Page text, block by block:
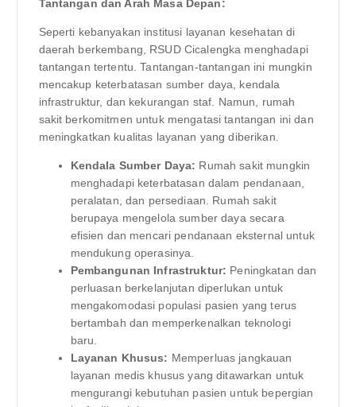
Tantangan dan Arah Masa Depan:
Seperti kebanyakan institusi layanan kesehatan di
daerah berkembang, RSUD Cicalengka menghadapi
tantangan tertentu. Tantangan-tantangan ini mungkin
mencakup keterbatasan sumber daya, kendala
infrastruktur, dan kekurangan staf. Namun, rumah
sakit berkomitmen untuk mengatasi tantangan ini dan
meningkatkan kualitas layanan yang diberikan.
Kendala Sumber Daya: Rumah sakit mungkin
menghadapi keterbatasan dalam pendanaan,
peralatan, dan persediaan. Rumah sakit
berupaya mengelola sumber daya secara
efisien dan mencari pendanaan eksternal untuk
mendukung operasinya.
Pembangunan Infrastruktur: Peningkatan dan
perluasan berkelanjutan diperlukan untuk
mengakomodasi populasi pasien yang terus
bertambah dan memperkenalkan teknologi
baru.
Layanan Khusus: Memperluas jangkauan
layanan medis khusus yang ditawarkan untuk
mengurangi kebutuhan pasien untuk bepergian